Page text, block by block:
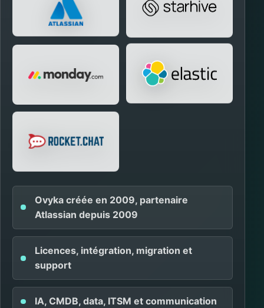
Ovyka créée en 2009, partenaire
Atlassian depuis 2009
Licences, intégration, migration et
support
IA, CMDB, data, ITSM et communication